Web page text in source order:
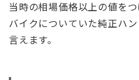
当時の相場価格以上の値を
バイクについていた純正ハ
言えます。